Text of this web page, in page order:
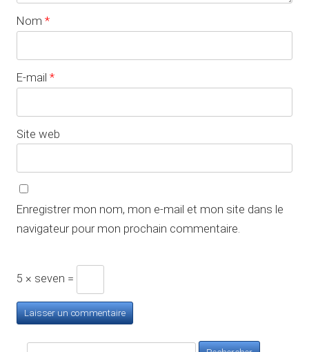
Nom *
E-mail *
Site web
Enregistrer mon nom, mon e-mail et mon site dans le
navigateur pour mon prochain commentaire.
5 × seven =